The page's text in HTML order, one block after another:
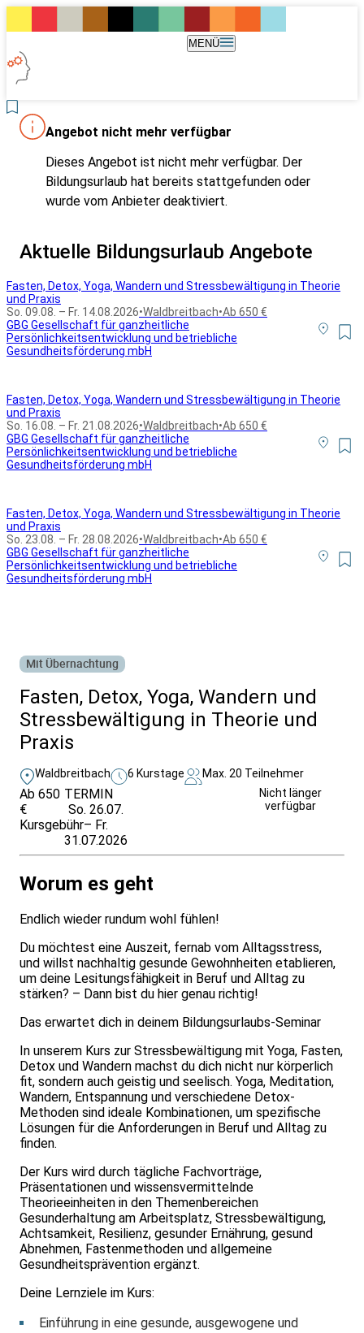
MENÜ
Angebot nicht mehr verfügbar
Dieses Angebot ist nicht mehr verfügbar. Der
Bildungsurlaub hat bereits stattgefunden oder
wurde vom Anbieter deaktiviert.
Aktuelle Bildungsurlaub Angebote
Fasten, Detox, Yoga, Wandern und Stressbewältigung in Theorie
und Praxis
So. 09.08. – Fr. 14.08.2026•Waldbreitbach•Ab 650 €
GBG Gesellschaft für ganzheitliche
Persönlichkeitsentwicklung und betriebliche
Gesundheitsförderung mbH
Fasten, Detox, Yoga, Wandern und Stressbewältigung in Theorie
und Praxis
So. 16.08. – Fr. 21.08.2026•Waldbreitbach•Ab 650 €
GBG Gesellschaft für ganzheitliche
Persönlichkeitsentwicklung und betriebliche
Gesundheitsförderung mbH
Fasten, Detox, Yoga, Wandern und Stressbewältigung in Theorie
und Praxis
So. 23.08. – Fr. 28.08.2026•Waldbreitbach•Ab 650 €
GBG Gesellschaft für ganzheitliche
Persönlichkeitsentwicklung und betriebliche
Gesundheitsförderung mbH
Mit Übernachtung
Fasten, Detox, Yoga, Wandern und
Stressbewältigung in Theorie und
Praxis
Waldbreitbach 6 Kurstage Max. 20 Teilnehmer
Ab 650
€
Kursgebühr
TERMIN
So. 26.07.
– Fr.
31.07.2026
Nicht länger
verfügbar
Worum es geht
Endlich wieder rundum wohl fühlen!
Du möchtest eine Auszeit, fernab vom Alltagsstress,
und willst nachhaltig gesunde Gewohnheiten etablieren,
um deine Lesitungsfähigkeit in Beruf und Alltag zu
stärken? – Dann bist du hier genau richtig!
Das erwartet dich in deinem Bildungsurlaubs-Seminar
In unserem Kurs zur Stressbewältigung mit Yoga, Fasten,
Detox und Wandern machst du dich nicht nur körperlich
fit, sondern auch geistig und seelisch. Yoga, Meditation,
Wandern, Entspannung und verschiedene Detox-
Methoden sind ideale Kombinationen, um spezifische
Lösungen für die Anforderungen in Beruf und Alltag zu
finden.
Der Kurs wird durch tägliche Fachvorträge,
Präsentationen und wissensvermittelnde
Theorieeinheiten in den Themenbereichen
Gesunderhaltung am Arbeitsplatz, Stressbewältigung,
Achtsamkeit, Resilienz, gesunder Ernährung, gesund
Abnehmen, Fastenmethoden und allgemeine
Gesundheitsprävention ergänzt.
Deine Lernziele im Kurs:
Einführung in eine gesunde, ausgewogene und